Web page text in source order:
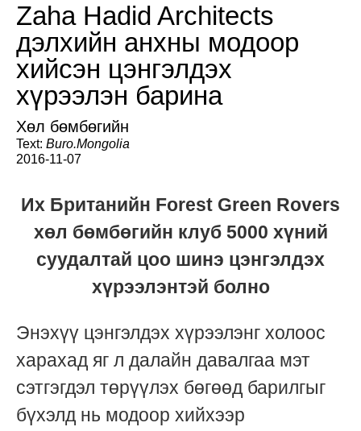
Zaha Hadid Architects
дэлхийн анхны модоор
хийсэн цэнгэлдэх
хүрээлэн барина
Хөл бөмбөгийн
Text: Buro.Mongolia
2016-11-07
Их Британийн Forest Green Rovers
хөл бөмбөгийн клуб 5000 хүний
суудалтай цоо шинэ цэнгэлдэх
хүрээлэнтэй болно
Энэхүү цэнгэлдэх хүрээлэнг холоос
харахад яг л далайн давалгаа мэт
сэтгэгдэл төрүүлэх бөгөөд барилгыг
бүхэлд нь модоор хийхээр